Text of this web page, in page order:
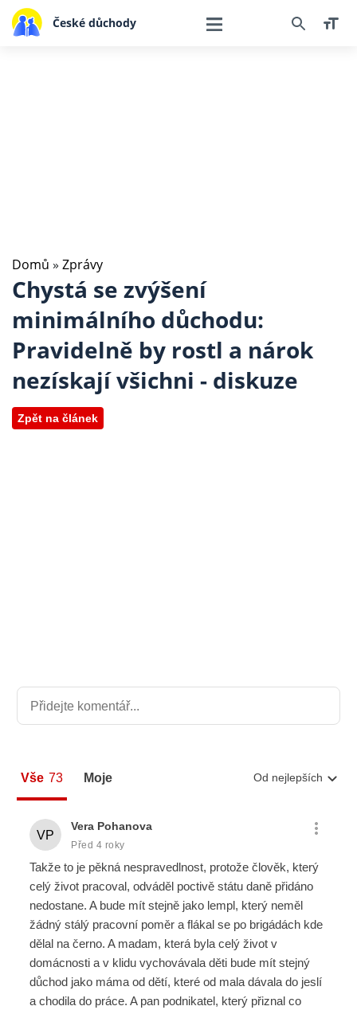
České důchody
Domů » Zprávy
Chystá se zvýšení
minimálního důchodu:
Pravidelně by rostl a nárok
nezískají všichni - diskuze
Zpět na článek